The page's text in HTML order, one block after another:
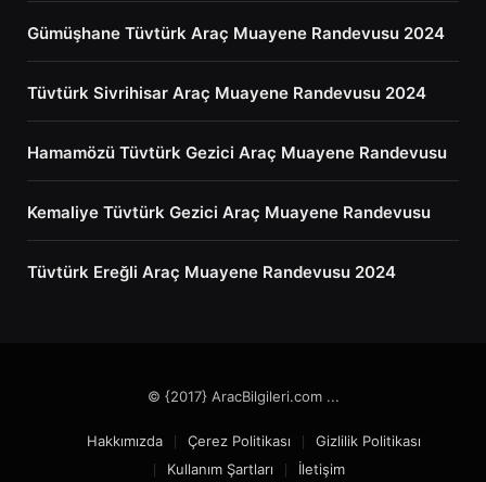
Gümüşhane Tüvtürk Araç Muayene Randevusu 2024
Tüvtürk Sivrihisar Araç Muayene Randevusu 2024
Hamamözü Tüvtürk Gezici Araç Muayene Randevusu
Kemaliye Tüvtürk Gezici Araç Muayene Randevusu
Tüvtürk Ereğli Araç Muayene Randevusu 2024
© {2017} AracBilgileri.com ...
Hakkımızda Çerez Politikası
Gizlilik Politikası
Kullanım Şartları
İletişim